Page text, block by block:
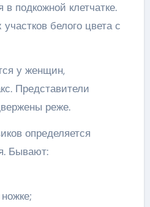
подкожной клетчатке.
белого цвета с
у женщин,
Представители
реже.
определяется
Бывают: